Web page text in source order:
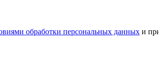
обработки персональных данных и